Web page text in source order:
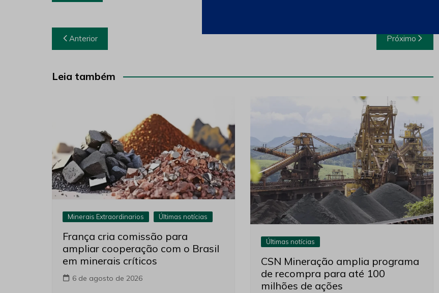
Navegação
de
Post
Anterior Próximo
Leia também
Minerais Extraordinarios Últimas notícias
França cria comissão para
ampliar cooperação com o Brasil
em minerais críticos
6 de agosto de 2026
Últimas notícias
CSN Mineração amplia programa
de recompra para até 100
milhões de ações